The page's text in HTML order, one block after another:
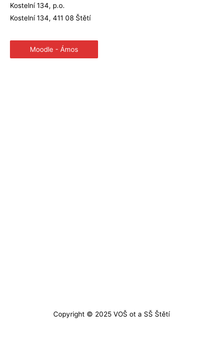
Kostelní 134, p.o.
Kostelní 134, 411 08 Štětí
Moodle - Ámos
Copyright © 2025 VOŠ ot a SŠ Štětí